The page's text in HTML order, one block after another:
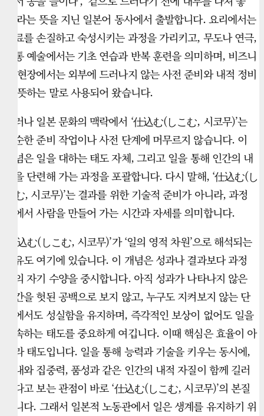
다’라는 뜻을 지닌 일본어 동사에서 출발합니다. 요리에서는
재료를 손질하고 숙성시키는 과정을 가리키고, 무도나 연극,
전통 예술에서는 기초 연습과 반복 훈련을 의미하며, 비즈니
스 현장에서는 외부에 드러나지 않는 사전 준비와 내적 정비
를 뜻하는 말로 사용되어 왔습니다.
그러나 일본 문화의 맥락에서 ‘仕込む(しこむ, 시코무)’는
단순한 준비 작업이나 사전 단계에 머무르지 않습니다. 이
개념은 일을 대하는 태도 자체, 그리고 일을 통해 인간의 내
면을 단련해 가는 과정을 포괄합니다. 다시 말해, ‘仕込む(し
こむ, 시코무)’는 결과를 위한 기술적 준비가 아니라, 과정
속에서 사람을 만들어 가는 시간과 자세를 의미합니다.
‘仕込む(しこむ, 시코무)’가 ‘일의 영적 차원’으로 해석되는
이유도 여기에 있습니다. 이 개념은 성과나 결과보다 과정
속의 자기 수양을 중시합니다. 아직 성과가 나타나지 않은
시간을 헛된 공백으로 보지 않고, 누구도 지켜보지 않는 단
계에서도 성실함을 유지하며, 즉각적인 보상이 없어도 일을
지속하는 태도를 중요하게 여깁니다. 이때 핵심은 효율이 아
니라 태도입니다. 일을 통해 능력과 기술을 키우는 동시에,
인내와 집중력, 품성과 같은 인간의 내적 자질이 함께 길러
진다고 보는 관점이 바로 ‘仕込む(しこむ, 시코무)’의 본질
입니다. 그래서 일본적 노동관에서 일은 생계를 유지하기 위